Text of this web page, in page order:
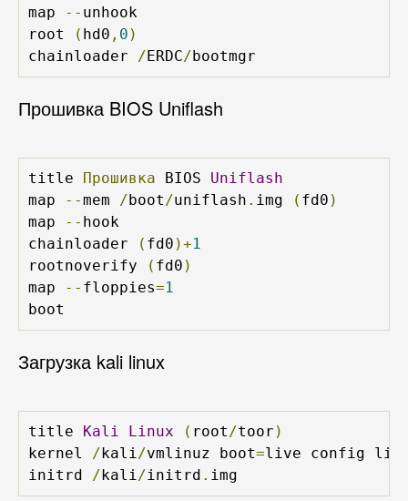
map
-- unhook
root
( hd0 , 0 )
chainloader
/ERDC/bootmgr
Прошивка BIOS Uniflash
title Прошивка BIOS Uniflash
map
--mem /boot /uniflash . img ( fd0 )
map
-- hook
chainloader
( fd0 )+1
rootnoverify
( fd0 )
map
-- floppies=1
boot
Загрузка kali linux
title Kali Linux ( root /toor )
kernel
/kali /vmlinuz boot=live config
initrd
/kali /initrd . img